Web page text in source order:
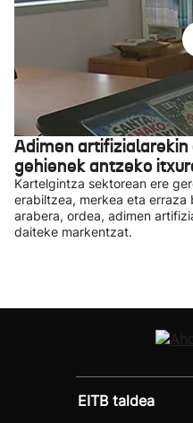
Adimen
gehienek antzeko
Kartelgintza sektorean ere
erabiltzea, merkea eta
arabera, ordea, adimen
daiteke markentzat.
EITB taldea